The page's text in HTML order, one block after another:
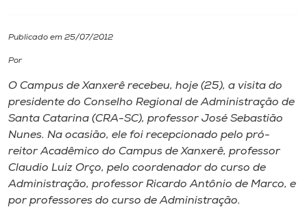
Cultura
CPA
Biblioteca
Editora
Publicado em 25/07/2012
Por
O Campus de Xanxerê recebeu, hoje (25), a visita do
presidente do Conselho Regional de Administração de
Santa Catarina (CRA-SC), professor José Sebastião
Nunes. Na ocasião, ele foi recepcionado pelo pró-
reitor Acadêmico do Campus de Xanxerê, professor
Claudio Luiz Orço, pelo coordenador do curso de
Administração, professor Ricardo Antônio de Marco, e
por professores do curso de Administração.